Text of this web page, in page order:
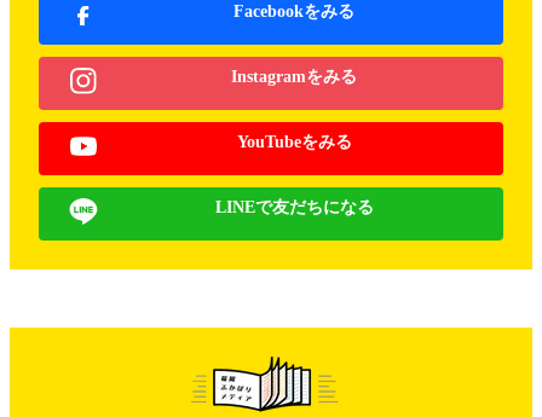
Facebookをみる
Instagramをみる
YouTubeをみる
LINEで友だちになる